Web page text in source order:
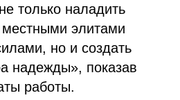
только наладить
элитами
но и создать
надежды», показав
работы.